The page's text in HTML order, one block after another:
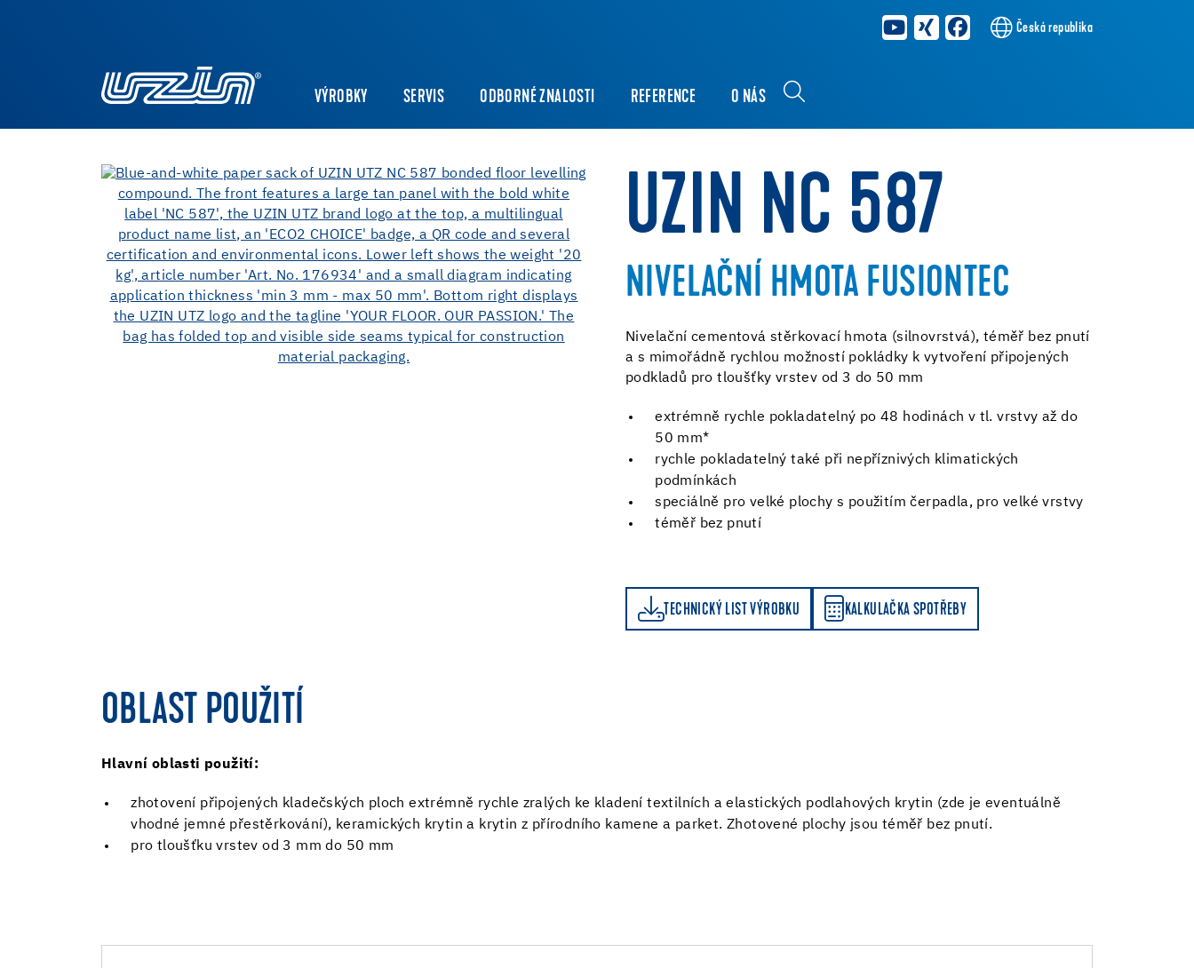
Česká republika
VÝROBKY SERVIS ODBORNÉ ZNALOSTI REFERENCE O NÁS
UZIN NC 587
NIVELAČNÍ HMOTA FUSIONTEC
Nivelační cementová stěrkovací hmota (silnovrstvá), téměř bez pnutí
a s mimořádně rychlou možností pokládky k vytvoření připojených
podkladů pro tloušťky vrstev od 3 do 50 mm
extrémně rychle pokladatelný po 48 hodinách v tl. vrstvy až do
50 mm*
rychle pokladatelný také při nepříznivých klimatických
podmínkách
speciálně pro velké plochy s použitím čerpadla, pro velké vrstvy
téměř bez pnutí
TECHNICKÝ LIST VÝROBKU KALKULAČKA SPOTŘEBY
KALKULAČKA SPOTŘEBY
OBLAST POUŽITÍ
Hlavní oblasti použití:
zhotovení připojených kladečských ploch extrémně rychle zralých ke kladení textilních a elastických podlahových krytin (zde je eventuálně
vhodné jemné přestěrkování), keramických krytin a krytin z přírodního kamene a parket. Zhotovené plochy jsou téměř bez pnutí.
pro tloušťku vrstev od 3 mm do 50 mm